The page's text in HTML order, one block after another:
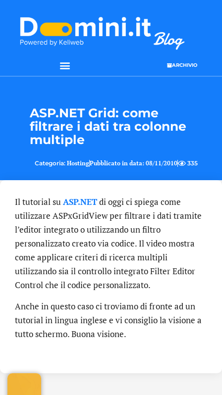
ARCHIVIO
ASP.NET Grid: come
filtrare i dati tra colonne
multiple
Categoria: HostingPubblicato in data: 08/11/2010 335
Il tutorial suASP.NETdi oggi ci spiega come
utilizzare ASPxGridView per filtrare i dati tramite
l’editor integrato o utilizzando un filtro
personalizzato creato via codice. Il video mostra
come applicare criteri di ricerca multipli
utilizzando sia il controllo integrato Filter Editor
Control che il codice personalizzato.
Anche in questo caso ci troviamo di fronte ad un
tutorial in lingua inglese e vi consiglio la visione a
tutto schermo. Buona visione.
.online